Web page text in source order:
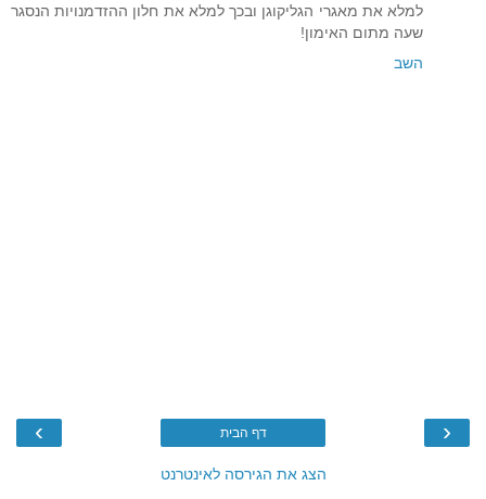
למלא את מאגרי הגליקוגן ובכך למלא את חלון ההזדמנויות הנסגר
שעה מתום האימון!
השב
‹
› דף הבית
הצג את הגירסה לאינטרנט